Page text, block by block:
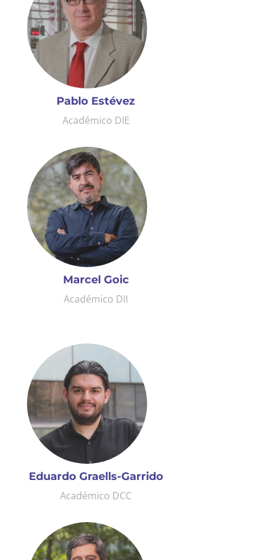
Pablo Estévez
Académico DIE
Marcel Goic
Académico DII
Eduardo Graells-Garrido
Académico DCC